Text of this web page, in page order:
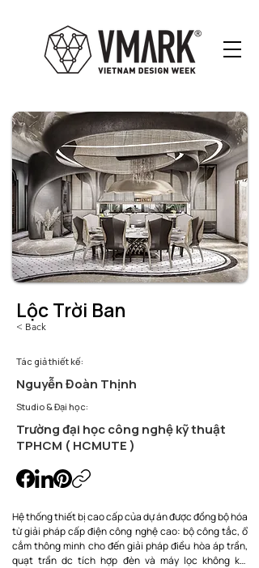
Lộc Trời Ban
< Back
Tác giả thiết kế:
Nguyễn Đoàn Thịnh
Studio & Đại học:
Trường đại học công nghệ kỹ thuật
TPHCM ( HCMUTE )
Hệ thống thiết bị cao cấp của dự án được đồng bộ hóa
từ giải pháp cấp điện công nghệ cao: bộ công tắc, ổ
cắm thông minh cho đến giải pháp điều hòa áp trần,
quạt trần dc tích hợp đèn và máy lọc không khí